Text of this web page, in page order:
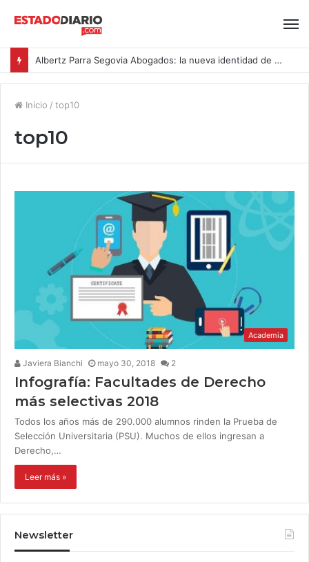
Albertz Parra Segovia Abogados: la nueva identidad de Segovia Consulting
Inicio / top10
top10
Academia
Javiera Bianchi mayo 30, 2018 2
Infografía: Facultades de Derecho
más selectivas 2018
Todos los años más de 290.000 alumnos rinden la Prueba de
Selección Universitaria (PSU). Muchos de ellos ingresan a
Derecho,…
Leer más »
Newsletter